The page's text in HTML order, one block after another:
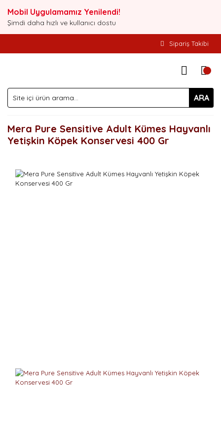
Mobil Uygulamamız Yenilendi!
Şimdi daha hızlı ve kullanıcı dostu
Sipariş Takibi
ARA
Mera Pure Sensitive Adult Kümes Hayvanlı
Yetişkin Köpek Konservesi 400 Gr